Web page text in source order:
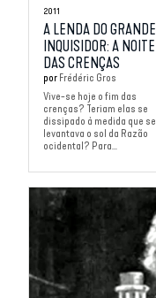
2011
A LENDA DO GRANDE
INQUISIDOR: A NOITE
DAS CRENÇAS
por Frédéric Gros
Vive-se hoje o fim das
crenças? Teriam elas se
dissipado à medida que se
levantava o sol da Razão
ocidental? Para...